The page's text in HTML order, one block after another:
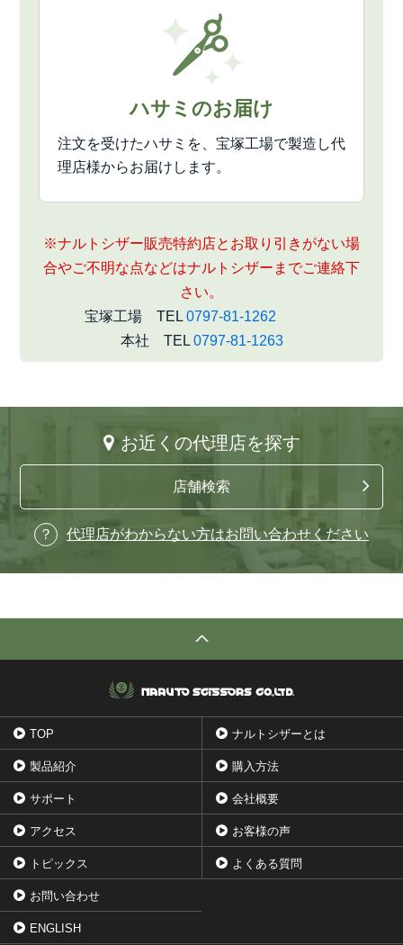
ハサミのお届け
注文を受けたハサミを、宝塚工場で製造し代
理店様からお届けします。
※ナルトシザー販売特約店とお取り引きがない場
合やご不明な点などはナルトシザーまでご連絡下
さい。
宝塚工場 TEL 0797-81-1262
本社 TEL 0797-81-1263
お近くの代理店を探す
店舗検索
代理店がわからない方はお問い合わせください
TOP ナルトシザーとは
製品紹介 購入方法
サポート 会社概要
アクセス お客様の声
トピックス よくある質問
お問い合わせ
ENGLISH